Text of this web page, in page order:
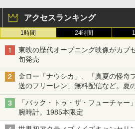
アクセスランキング
1時間 24時間
東映の歴代オープニング映像がカプ
旬発売
金ロー「ナウシカ」、「真夏の怪奇
送のフリーレン」無料配信など。夏
「バック・トゥ・ザ・フューチャー
腕時計。1985本限定